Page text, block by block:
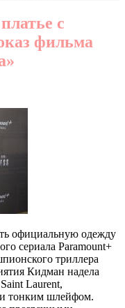
с
фильма
официальную одежду
сериала Paramount+
триллера
Кидман надела
Laurent,
тонким шлейфом.